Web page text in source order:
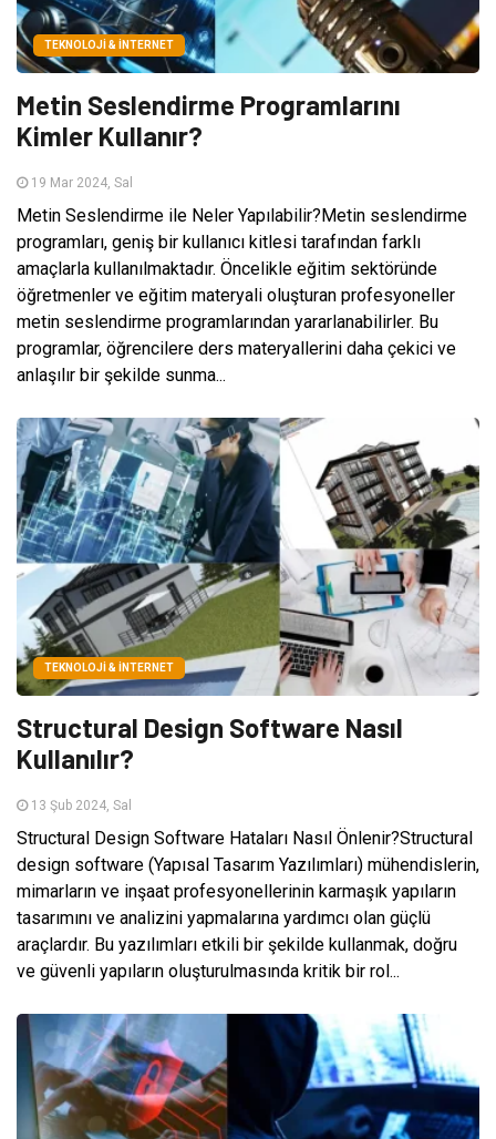
TEKNOLOJI & İNTERNET
Metin Seslendirme Programlarını
Kimler Kullanır?
19 Mar 2024, Sal
Metin Seslendirme ile Neler Yapılabilir?Metin seslendirme
programları, geniş bir kullanıcı kitlesi tarafından farklı
amaçlarla kullanılmaktadır. Öncelikle eğitim sektöründe
öğretmenler ve eğitim materyali oluşturan profesyoneller
metin seslendirme programlarından yararlanabilirler. Bu
programlar, öğrencilere ders materyallerini daha çekici ve
anlaşılır bir şekilde sunma...
TEKNOLOJI & İNTERNET
Structural Design Software Nasıl
Kullanılır?
13 Şub 2024, Sal
Structural Design Software Hataları Nasıl Önlenir?Structural
design software (Yapısal Tasarım Yazılımları) mühendislerin,
mimarların ve inşaat profesyonellerinin karmaşık yapıların
tasarımını ve analizini yapmalarına yardımcı olan güçlü
araçlardır. Bu yazılımları etkili bir şekilde kullanmak, doğru
ve güvenli yapıların oluşturulmasında kritik bir rol...